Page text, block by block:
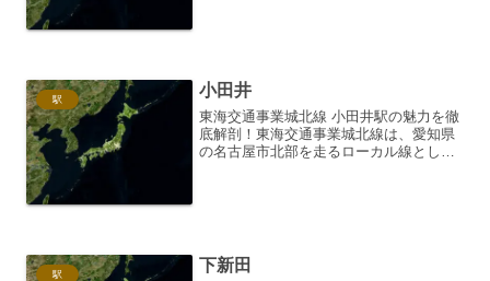
駅 小田井
東海交通事業城北線 小田井駅の魅力を徹
底解剖！東海交通事業城北線は、愛知県
の名古屋市北部を走るローカル線とし
駅 下新田